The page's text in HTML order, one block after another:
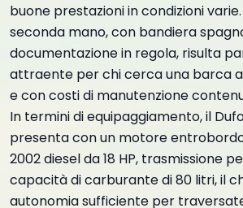
buone prestazioni in condizioni
seconda mano, con bandiera
documentazione in regola, risulta
attraente per chi cerca una barca
e con costi di manutenzione
In termini di equipaggiamento, il
presenta con un motore
2002 diesel da 18 HP, trasmissione
capacità di carburante di 80 litri, il
autonomia sufficiente per